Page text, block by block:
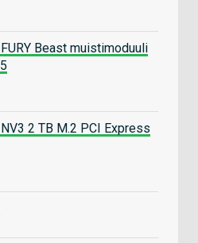
Beast muistimoduuli
2 TB M.2 PCI Express